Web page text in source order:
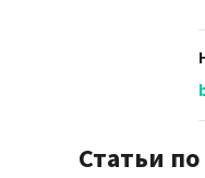
Статьи